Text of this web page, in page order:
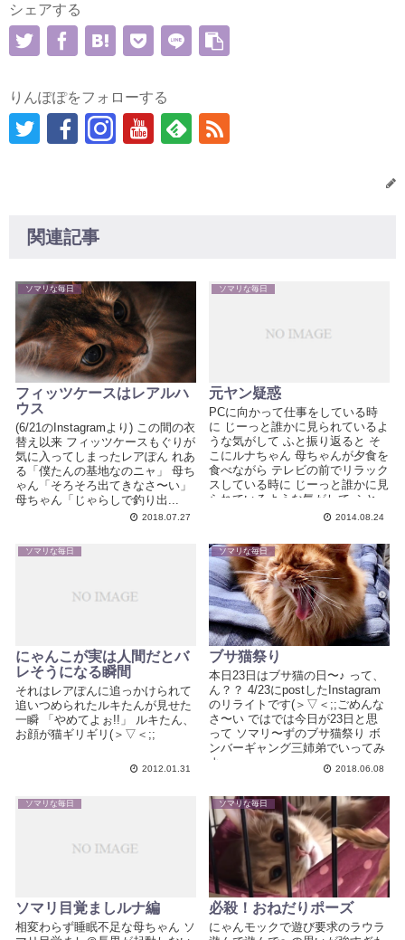
シェアする
りんぽぽをフォローする
関連記事
ソマリな毎日
フィッツケースはレアルハ
ウス
(6/21のInstagramより) この間の衣
替え以来 フィッツケースもぐりが
気に入ってしまったレアぽん れあ
る「僕たんの基地なのニャ」 母ち
ゃん「そろそろ出てきなさ〜い」
母ちゃん「じゃらしで釣り出...
2018.07.27
ソマリな毎日
元ヤン疑惑
PCに向かって仕事をしている時
に じーっと誰かに見られているよ
うな気がして ふと振り返ると そ
こにルナちゃん 母ちゃんが夕食を
食べながら テレビの前でリラック
スしている時に じーっと誰かに見
られているような気がして ふと
2014.08.24
ソマリな毎日
にゃんこが実は人間だとバ
レそうになる瞬間
それはレアぽんに追っかけられて
追いつめられたルキたんが見せた
一瞬 「やめてよぉ!!」 ルキたん、
お顔が猫ギリギリ(＞▽＜;;
2012.01.31
ソマリな毎日
ブサ猫祭り
本日23日はブサ猫の日〜♪ って、
ん？？ 4/23にpostしたInstagram
のリライトです(＞▽＜;;ごめんな
さ〜い ではでは今日が23日と思
って ソマリ〜ずのブサ猫祭り ボ
ンバーギャング三姉弟でいってみ
よー...
2018.06.08
ソマリな毎日
ソマリ目覚ましルナ編
相変わらず睡眠不足な母ちゃん ソ
ソマリな毎日
必殺！おねだりポーズ
にゃんモックで遊び要求のラウラ